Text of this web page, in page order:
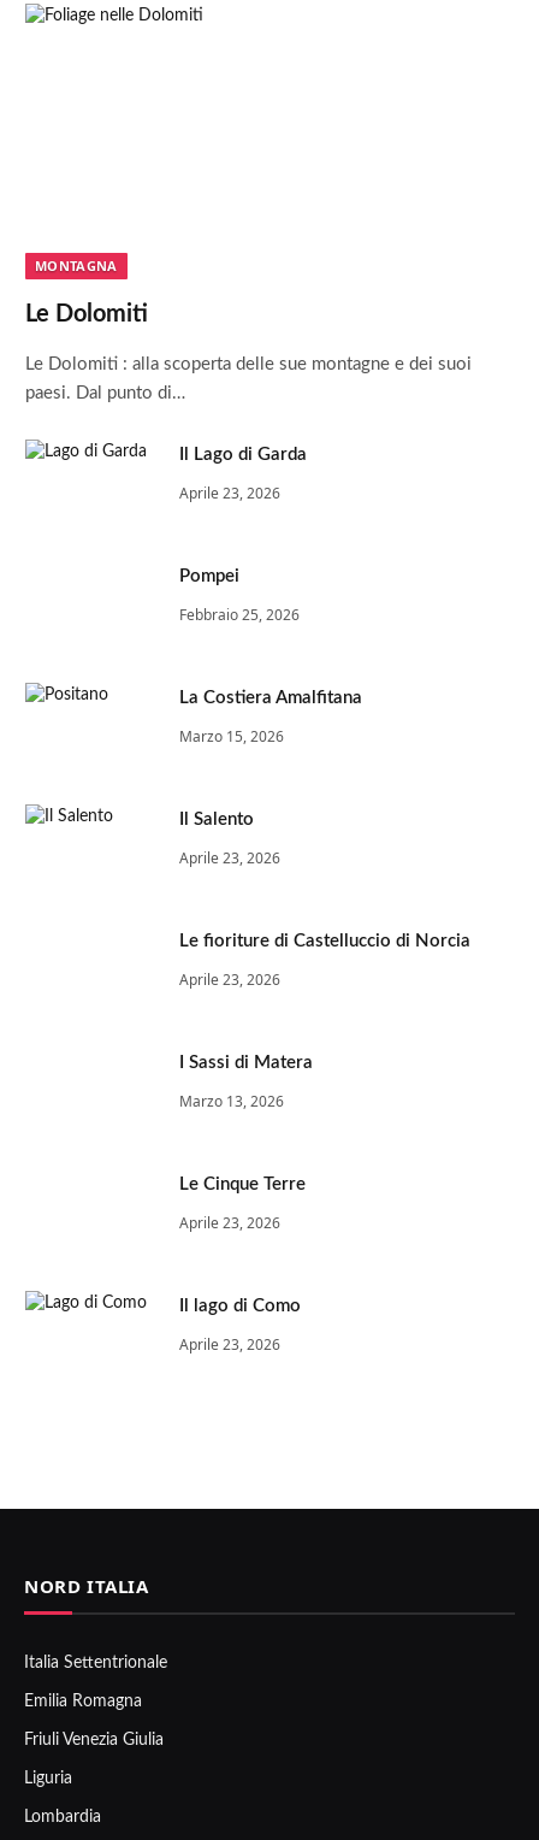
MONTAGNA
Le Dolomiti
Le Dolomiti : alla scoperta delle sue montagne e dei suoi
paesi. Dal punto di…
Il Lago di Garda
Aprile 23, 2026
Pompei
Febbraio 25, 2026
La Costiera Amalfitana
Marzo 15, 2026
Il Salento
Aprile 23, 2026
Le fioriture di Castelluccio di Norcia
Aprile 23, 2026
I Sassi di Matera
Marzo 13, 2026
Le Cinque Terre
Aprile 23, 2026
Il lago di Como
Aprile 23, 2026
NORD ITALIA
Italia Settentrionale
Emilia Romagna
Friuli Venezia Giulia
Liguria
Lombardia